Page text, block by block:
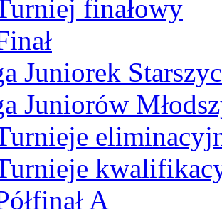
finałowy
Juniorek
Juniorów
A